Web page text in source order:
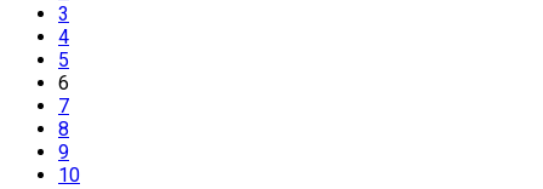
3
4
5
6
7
8
9
10